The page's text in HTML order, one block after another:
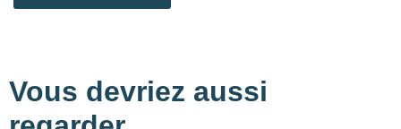
Vous devriez aussi